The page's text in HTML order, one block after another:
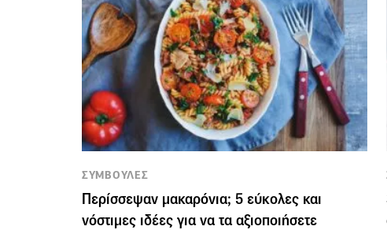
ΣΥΜΒΟΥΛΕΣ
Περίσσεψαν μακαρόνια; 5 εύκολες και
νόστιμες ιδέες για να τα αξιοποιήσετε